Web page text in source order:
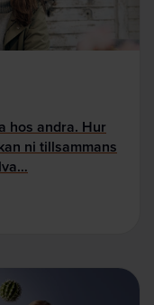
hos andra. Hur
ni tillsammans